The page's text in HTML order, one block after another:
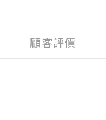
顧客評價